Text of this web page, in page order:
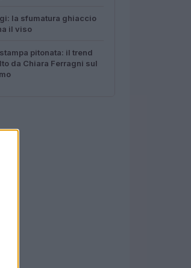
la sfumatura ghiaccio
il viso
pitonata: il trend
da Chiara Ferragni sul